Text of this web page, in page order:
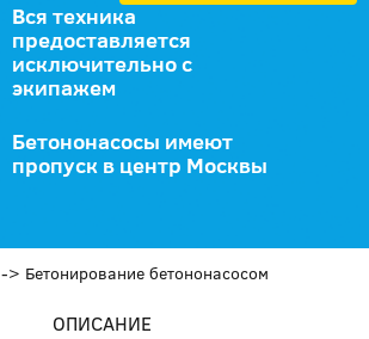
Вся техника
предоставляется
исключительно с
экипажем
Бетононасосы имеют
пропуск в центр Москвы
-> Бетонирование бетононасосом
ОПИСАНИЕ